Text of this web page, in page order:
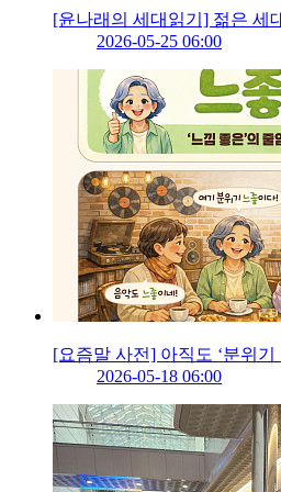
[윤나래의 세대읽기] 젊은 세
2026-05-25 06:00
[요즘말 사전] 아직도 ‘분위기
2026-05-18 06:00